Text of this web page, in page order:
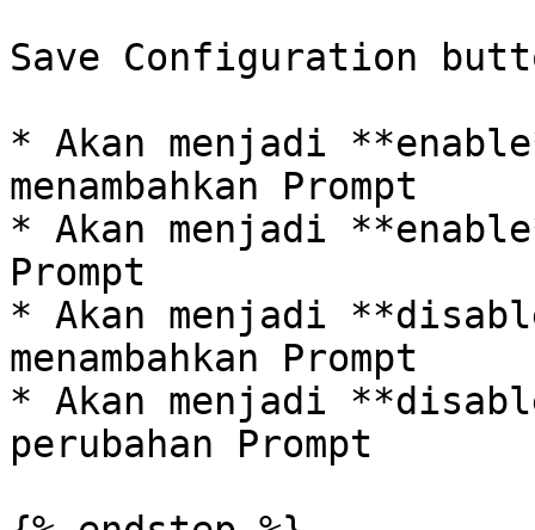
Save Configuration
* Akan menjadi
menambahkan Prompt
* Akan menjadi
Prompt
* Akan menjadi
menambahkan Prompt
* Akan menjadi
perubahan Prompt